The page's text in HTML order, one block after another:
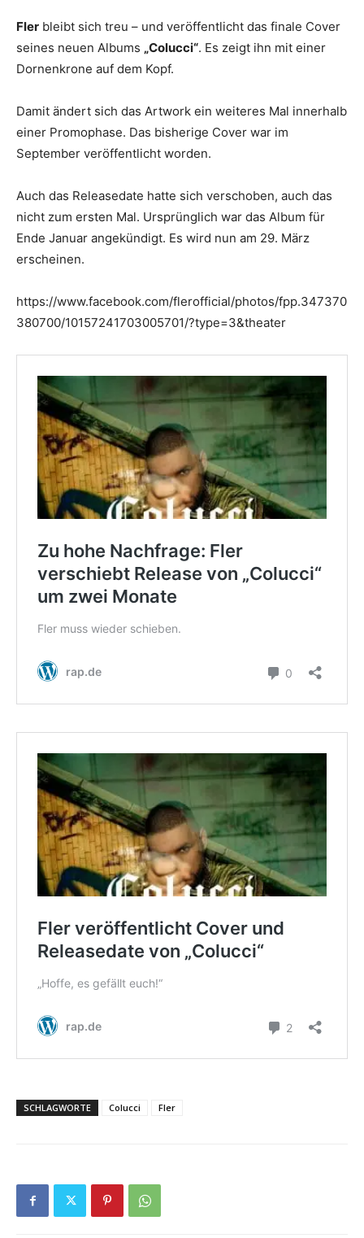
Fler bleibt sich treu – und veröffentlicht das finale Cover
seines neuen Albums „Colucci“. Es zeigt ihn mit einer
Dornenkrone auf dem Kopf.
Damit ändert sich das Artwork ein weiteres Mal innerhalb
einer Promophase. Das bisherige Cover war im
September veröffentlicht worden.
Auch das Releasedate hatte sich verschoben, auch das
nicht zum ersten Mal. Ursprünglich war das Album für
Ende Januar angekündigt. Es wird nun am 29. März
erscheinen.
https://www.facebook.com/flerofficial/photos/fpp.347370
380700/10157241703005701/?type=3&theater
SCHLAGWORTE Colucci Fler